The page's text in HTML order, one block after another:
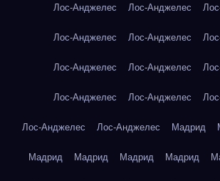
Лос-Анджелес Лос-Анджелес
Лос-Анджелес Лос-Анджелес
Лос-Анджелес Лос-Анджелес
Лос-Анджелес Лос-Анджелес
Лос-Анджелес Лос-Анджелес Мадрид
Мадрид Мадрид Мадрид Мадрид